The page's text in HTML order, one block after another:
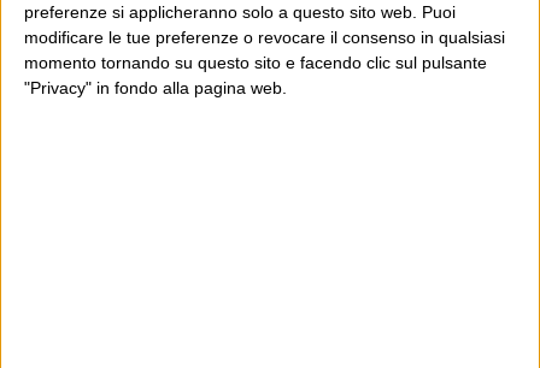
preferenze si applicheranno solo a questo sito web. Puoi
modificare le tue preferenze o revocare il consenso in qualsiasi
momento tornando su questo sito e facendo clic sul pulsante
"Privacy" in fondo alla pagina web.